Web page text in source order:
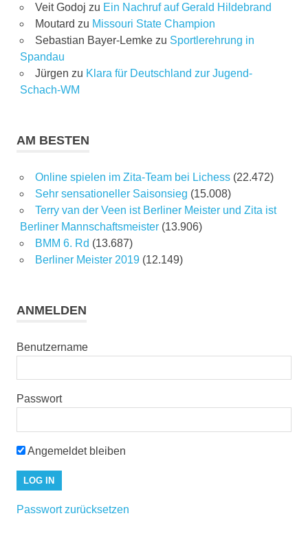
Veit Godoj zu Ein Nachruf auf Gerald Hildebrand
Moutard zu Missouri State Champion
Sebastian Bayer-Lemkezu Sportlerehrung in
Spandau
Jürgen zu Klara für Deutschland zur Jugend-
Schach-WM
AM BESTEN
Online spielen im Zita-Team bei Lichess (22.472)
Sehr sensationeller Saisonsieg (15.008)
Terry van der Veen ist Berliner Meister und Zita ist
Berliner Mannschaftsmeister (13.906)
BMM 6. Rd (13.687)
Berliner Meister 2019 (12.149)
ANMELDEN
Benutzername
Passwort
Angemeldet bleiben
Passwort zurücksetzen